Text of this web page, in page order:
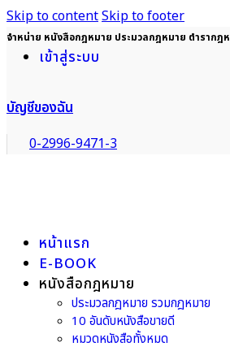
Skip to contentSkip to footer
จำหน่าย หนังสือกฎหมาย ประมวลกฎหมาย ตำรากฎ
เข้าสู่ระบบ
บัญชีของฉัน
0-2996-9471-3
หน้าแรก
E-BOOK
หนังสือกฎหมาย
ประมวลกฎหมาย รวมกฎหมาย
10 อันดับหนังสือขายดี
หมวดหนังสือทั้งหมด